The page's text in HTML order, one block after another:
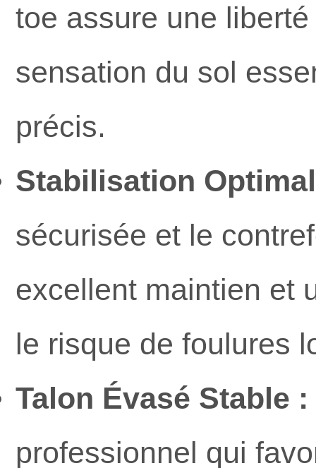
toe assure une
sensation du sol
précis.
Stabilisation
sécurisée et le
excellent maintien et
le risque de foulures
Talon Évasé Stable :
professionnel qui